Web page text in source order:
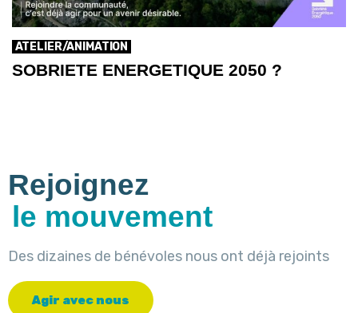
ATELIER/ANIMATION
SOBRIETE ENERGETIQUE 2050 ?
Rejoignez
le mouvement
Des dizaines de bénévoles nous ont déjà rejoints
Agir avec nous